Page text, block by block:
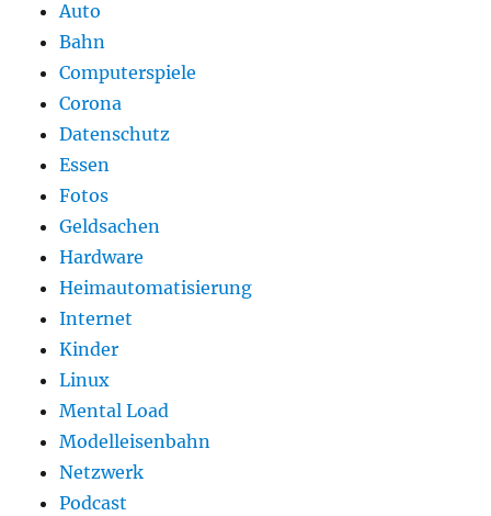
Auto
Bahn
Computerspiele
Corona
Datenschutz
Essen
Fotos
Geldsachen
Hardware
Heimautomatisierung
Internet
Kinder
Linux
Mental Load
Modelleisenbahn
Netzwerk
Podcast